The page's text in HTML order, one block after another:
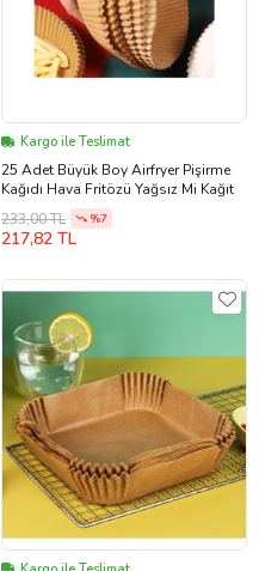
Kargo ile Teslimat
25 Adet Büyük Boy Airfryer Pişirme
Kağıdı Hava Fritözü Yağsız Mi Kağıt
233,00 TL
%7
217,82 TL